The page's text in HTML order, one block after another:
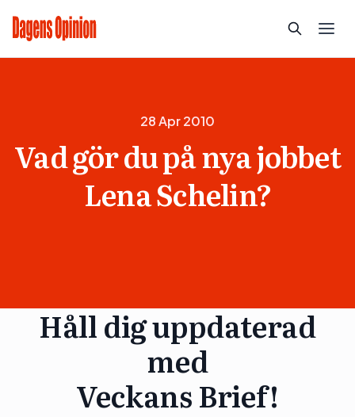
28 Apr 2010
Vad gör du på nya jobbet
Lena Schelin?
Håll dig uppdaterad
med
Veckans Brief!